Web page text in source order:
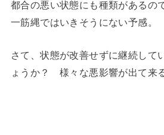
都合の悪い状態にも種類があるの
一筋縄ではいきそうにない予感。
さて、状態が改善せずに継続して
ょうか？ 様々な悪影響が出て来